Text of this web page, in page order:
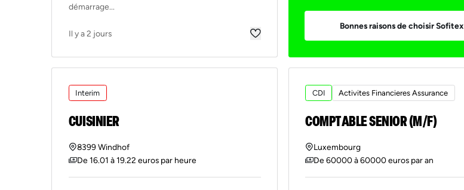
démarrage...
Il y a 2 jours
Bonnes raisons de choisir Sofitex
Interim
CUISINIER
8399 Windhof
De 16.01 à 19.22 euros par heure
CDI Activites Financieres Assurance
COMPTABLE SENIOR (M/F)
Luxembourg
De 60000 à 60000 euros par an